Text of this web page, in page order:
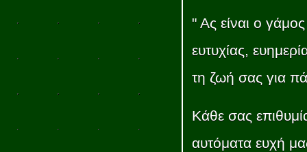
" Ας είναι ο
ευτυχίας,
τη ζωή σας για
Κάθε σας
αυτόματα ευχή